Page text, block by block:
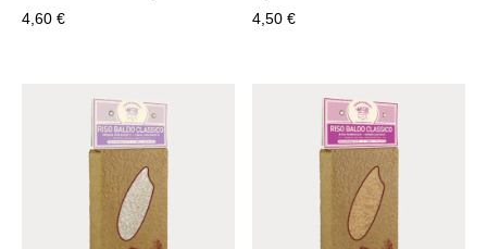
4,60 € 4,50€